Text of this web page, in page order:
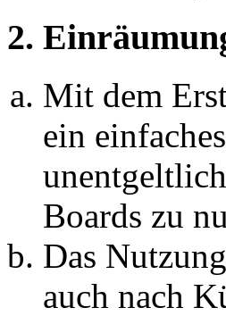
2.
Mit dem
ein
Boards zu
Das
auch nach